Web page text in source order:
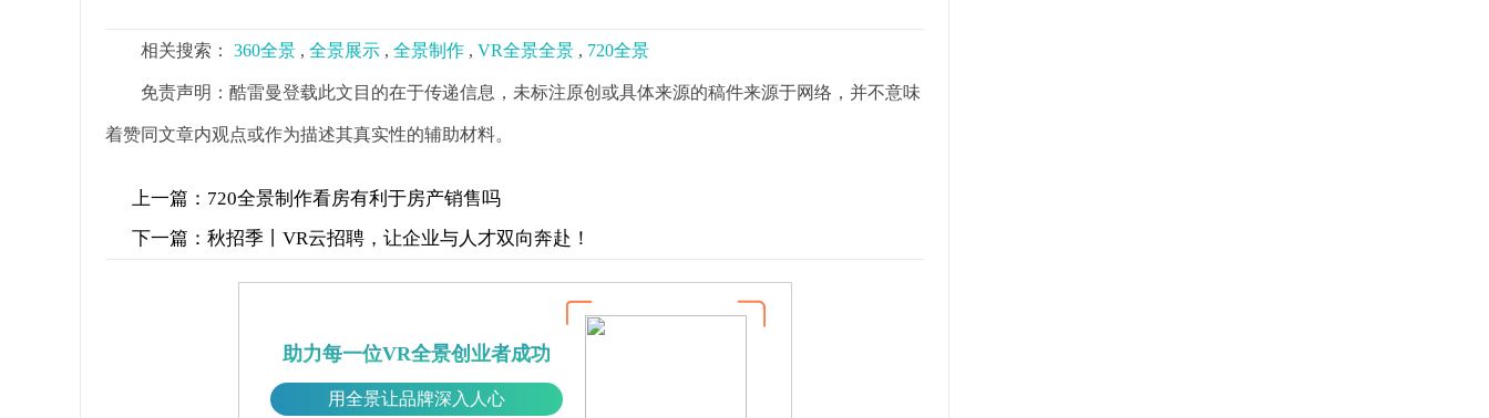
相关搜索： 360全景 , 全景展示 , 全景制作 , VR全景全景 , 720全景
免责声明：酷雷曼登载此文目的在于传递信息，未标注原创或具体来源的稿件来源于网络，并不意味
着赞同文章内观点或作为描述其真实性的辅助材料。
上一篇： 720全景制作看房有利于房产销售吗
下一篇： 秋招季丨VR云招聘，让企业与人才双向奔赴！
助力每一位VR全景创业者成功
用全景让品牌深入人心